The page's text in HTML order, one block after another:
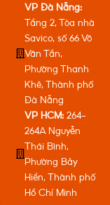
VP Đà Nẵng:
Tầng 2, Tòa nhà
Savico, số 66 Võ
Văn Tần,
Phường Thanh
Khê, Thành phố
Đà Nẵng
VP HCM: 264-
264A Nguyễn
Thái Bình,
Phường Bảy
Hiền, Thành phố
Hồ Chí Minh